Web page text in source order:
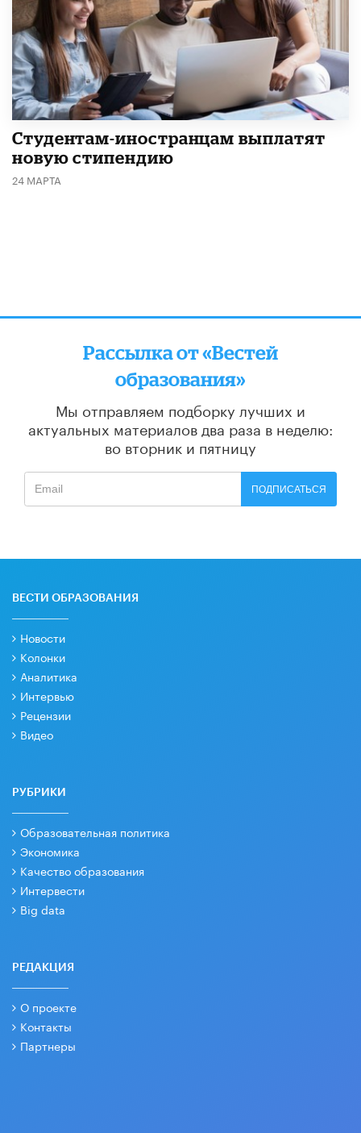
Студентам-иностранцам выплатят
новую стипендию
24 МАРТА
Рассылка от «Вестей
образования»
Мы отправляем подборку лучших и
актуальных материалов два раза в неделю:
во вторник и пятницу
ПОДПИСАТЬСЯ
ВЕСТИ ОБРАЗОВАНИЯ
Новости
Колонки
Аналитика
Интервью
Рецензии
Видео
РУБРИКИ
Образовательная политика
Экономика
Качество образования
Интервести
Big data
РЕДАКЦИЯ
О проекте
Контакты
Партнеры